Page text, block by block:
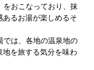
をおこなっており、抹
るお湯が楽しめるそ
では、各地の温泉地の
を旅する気分を味わ